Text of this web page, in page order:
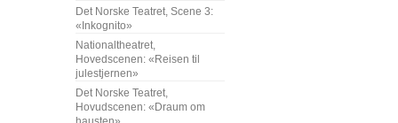
Det Norske Teatret, Scene 3:
«Inkognito»
Nationaltheatret,
Hovedscenen: «Reisen til
julestjernen»
Det Norske Teatret,
Hovudscenen: «Draum om